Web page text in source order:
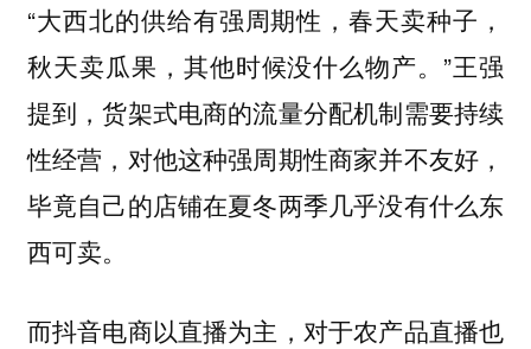
“大西北的供给有强周期性，春天卖种子，
秋天卖瓜果，其他时候没什么物产。”王强
提到，货架式电商的流量分配机制需要持续
性经营，对他这种强周期性商家并不友好，
毕竟自己的店铺在夏冬两季几乎没有什么东
西可卖。
而抖音电商以直播为主，对于农产品直播也